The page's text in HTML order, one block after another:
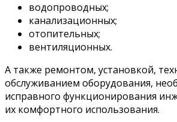
водопроводных;
канализационных;
отопительных;
вентиляционных.
А также ремонтом, установкой,
обслуживанием оборудования,
исправного функционирования
их комфортного использования.